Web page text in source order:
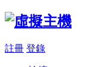
註冊 登錄